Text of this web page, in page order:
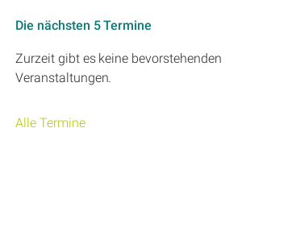
Die nächsten 5 Termine
Zurzeit gibt es keine bevorstehenden
Veranstaltungen.
Alle Termine